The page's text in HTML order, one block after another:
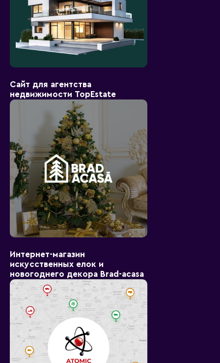
Сайт для агентства
недвижимости TopEstate
Интернет-магазин
искусственных елок и
новогоднего декора Brad-acasa